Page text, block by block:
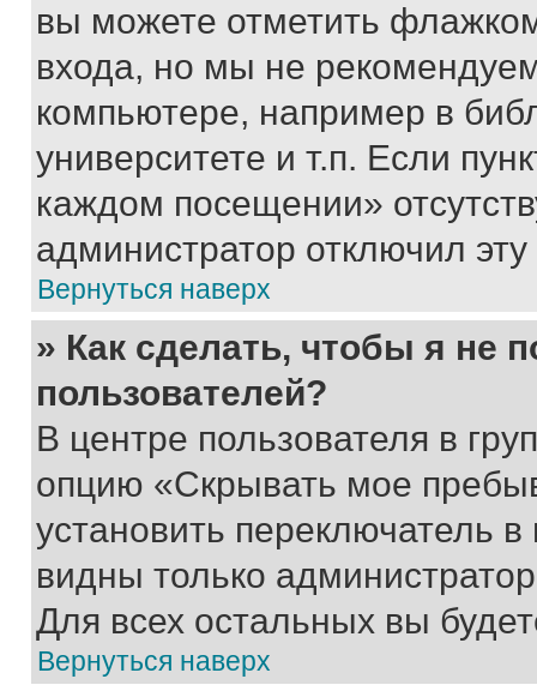
вы можете отметить
входа, но мы не
компьютере, например в
университете и т.п. Если
каждом посещении»
администратор отключил
Вернуться наверх
» Как сделать, чтобы я не
пользователей?
В центре пользователя в
опцию «Скрывать мое
установить переключатель
видны только
Для всех остальных вы
Вернуться наверх